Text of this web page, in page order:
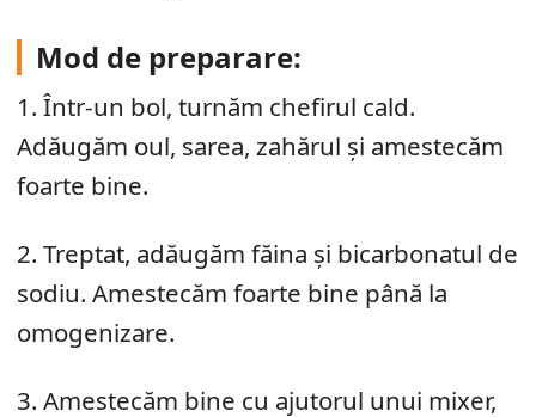
Mod de preparare:
1. Într-un bol, turnăm chefirul cald.
Adăugăm oul, sarea, zahărul și amestecăm
foarte bine.
2. Treptat, adăugăm făina și bicarbonatul de
sodiu. Amestecăm foarte bine până la
omogenizare.
3. Amestecăm bine cu ajutorul unui mixer,